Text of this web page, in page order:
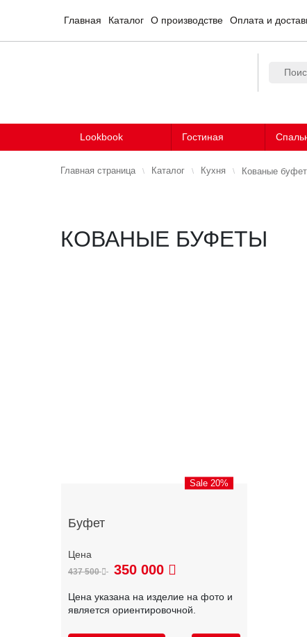
Главная Каталог О производстве Оплата и
Lookbook Гостиная
Главная страница Каталог Кухня Кованые
КОВАНЫЕ БУФЕТЫ
Sale 20%
Буфет
437 500 350 000
Цена указана на изделие на фото и
является ориентировочной.